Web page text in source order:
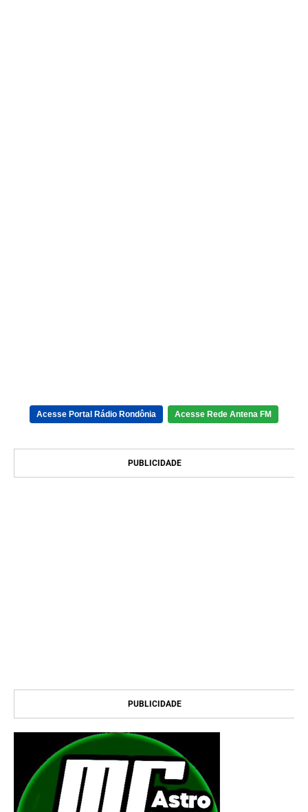
Acesse Portal Rádio Rondônia Acesse Rede Antena FM
PUBLICIDADE
PUBLICIDADE